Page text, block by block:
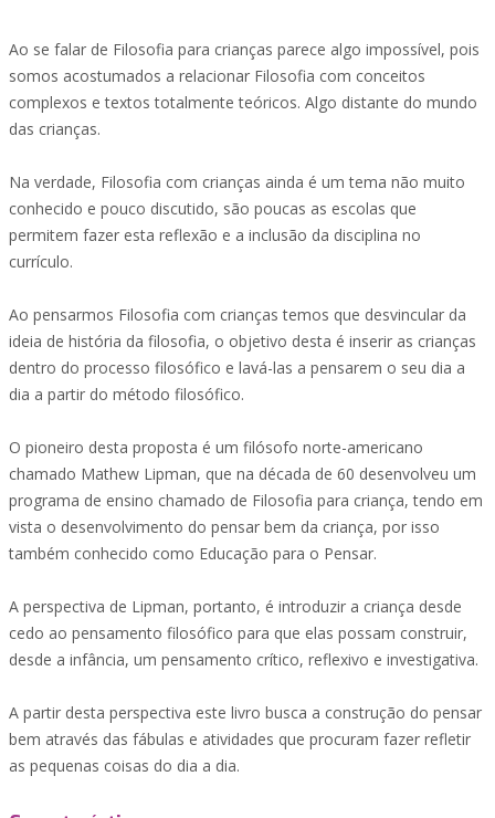
Ao se falar de Filosofia para crianças parece algo impossível, pois
somos acostumados a relacionar Filosofia com conceitos
complexos e textos totalmente teóricos. Algo distante do mundo
das crianças.
Na verdade, Filosofia com crianças ainda é um tema não muito
conhecido e pouco discutido, são poucas as escolas que
permitem fazer esta reflexão e a inclusão da disciplina no
currículo.
Ao pensarmos Filosofia com crianças temos que desvincular da
ideia de história da filosofia, o objetivo desta é inserir as crianças
dentro do processo filosófico e lavá-las a pensarem o seu dia a
dia a partir do método filosófico.
O pioneiro desta proposta é um filósofo norte-americano
chamado Mathew Lipman, que na década de 60 desenvolveu um
programa de ensino chamado de Filosofia para criança, tendo em
vista o desenvolvimento do pensar bem da criança, por isso
também conhecido como Educação para o Pensar.
A perspectiva de Lipman, portanto, é introduzir a criança desde
cedo ao pensamento filosófico para que elas possam construir,
desde a infância, um pensamento crítico, reflexivo e investigativa.
A partir desta perspectiva este livro busca a construção do pensar
bem através das fábulas e atividades que procuram fazer refletir
as pequenas coisas do dia a dia.